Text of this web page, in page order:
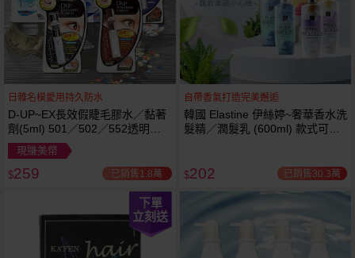
日雜名模愛用持久防水
D-UP~EX長效假睫毛膠水／黏著
劑(5ml) 501／502／552透明／
553黑色／554咖啡色 款式可選
現賺美幣
$259 已銷售1.8萬
自帶香氣打造完美邂逅
韓國 Elastine 伊絲婷~奢華香水洗
髮精／潤髮乳 (600ml) 款式可選
$202 已銷售30.3萬
下單
立刻送